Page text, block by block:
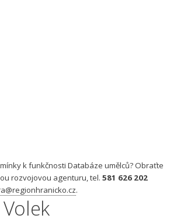
k funkčnosti Databáze umělců? Obraťte
rozvojovou agenturu, tel. 581 626 202
.